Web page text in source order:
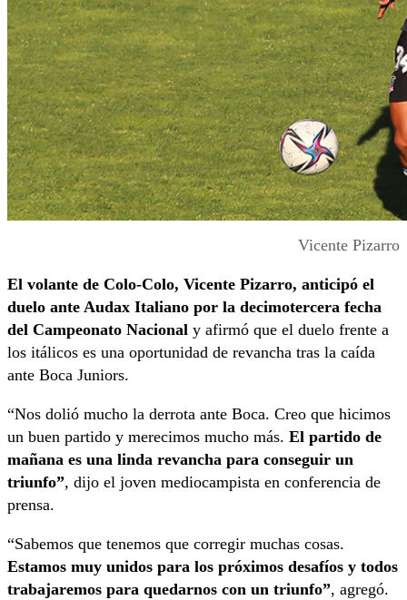
Vicente Pizarro
El volante de Colo-Colo, Vicente Pizarro, anticipó el
duelo ante Audax Italiano por la decimotercera fecha
del Campeonato Nacional y afirmó que el duelo frente a
los itálicos es una oportunidad de revancha tras la caída
ante Boca Juniors.
“Nos dolió mucho la derrota ante Boca. Creo que hicimos
un buen partido y merecimos mucho más. El partido de
mañana es una linda revancha para conseguir un
triunfo”, dijo el joven mediocampista en conferencia de
prensa.
“Sabemos que tenemos que corregir muchas cosas.
Estamos muy unidos para los próximos desafíos y todos
trabajaremos para quedarnos con un triunfo”, agregó.